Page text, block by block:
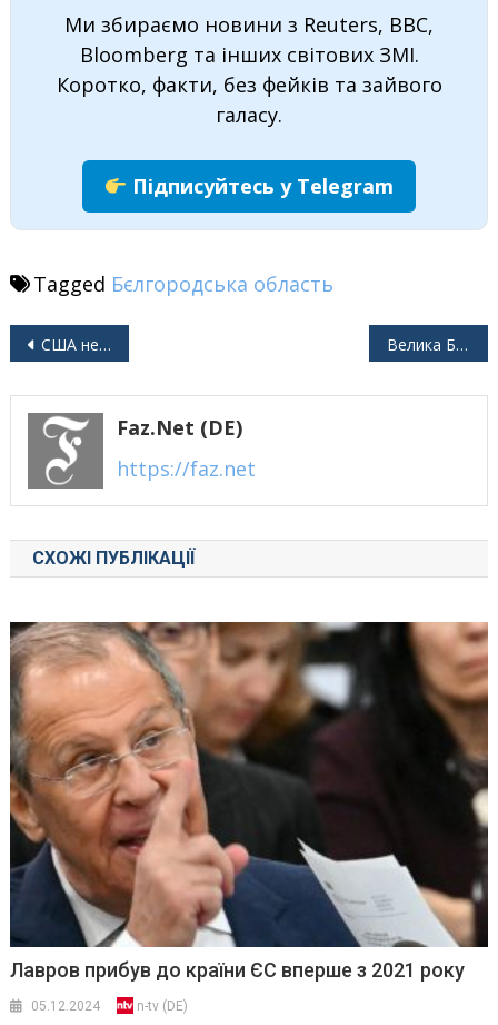
Ми збираємо новини з Reuters, BBC,
Bloomberg та інших світових ЗМІ.
Коротко, факти, без фейків та зайвого
галасу.
Підписуйтесь у Telegram
Tagged Бєлгородська область
Навігація
США не вводять тарифи для росії через переговори щодо України Велика Британія виявила у своїх водах російські шпигунські датчики
Faz.net (DE)
https://faz.net
СХОЖІ ПУБЛІКАЦІЇ
Лавров прибув до країни ЄС вперше з 2021 року
05.12.2024 n-tv (DE)